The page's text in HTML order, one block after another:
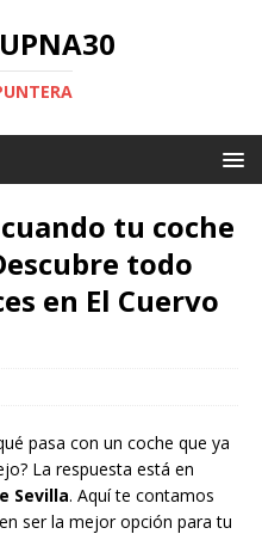
tu coche
todo
en El Cuervo
pasa con un coche que ya
La respuesta está en
Sevilla. Aquí te contamos
ser la mejor opción para tu